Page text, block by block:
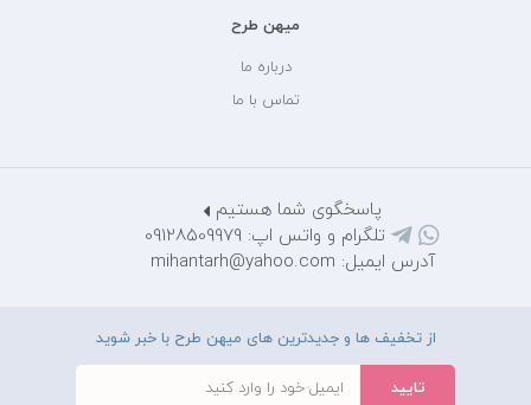
میهن طرح
درباره ما
تماس با ما
پاسخگوی شما هستیم
تلگرام و واتس اپ: 09128509979
آدرس ایمیل: mihantarh@yahoo.com
از تخفیف ها و جدیدترین های میهن طرح با خبر شوید